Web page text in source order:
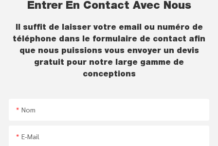
Entrer En Contact Avec Nous
Il suffit de laisser votre email ou numéro de
téléphone dans le formulaire de contact afin
que nous puissions vous envoyer un devis
gratuit pour notre large gamme de
conceptions
Nom
E-Mail